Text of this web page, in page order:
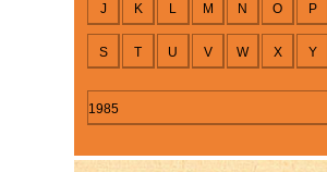
J K L M N O P
S T U V W X Y
1985